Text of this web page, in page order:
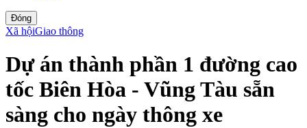
Đóng
Xã hộiGiao thông
Dự án thành phần 1 đường cao
tốc Biên Hòa - Vũng Tàu sẵn
sàng cho ngày thông xe